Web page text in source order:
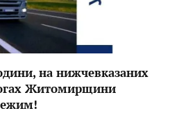
на нижчевказаних
Житомирщини